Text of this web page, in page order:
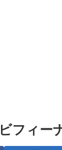
フィー